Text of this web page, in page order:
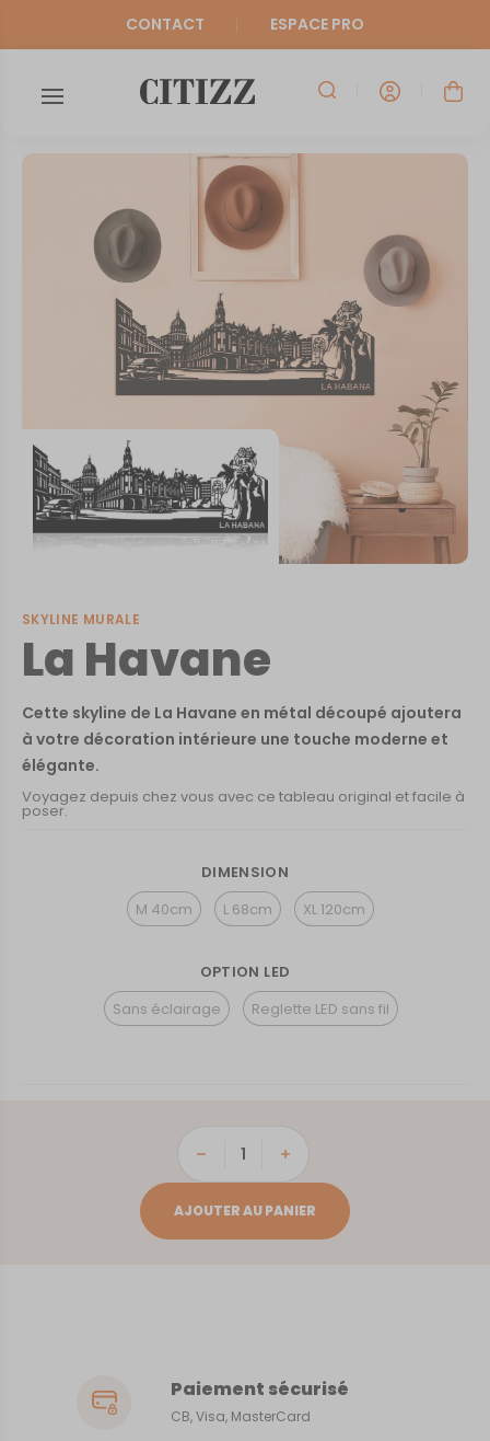
CONTACT ESPACE PRO
SKYLINE MURALE
La Havane
Cette skyline de La Havane en métal découpé ajoutera
à votre décoration intérieure une touche moderne et
élégante.
Voyagez depuis chez vous avec ce tableau original et facile à
poser.
DIMENSION
M 40cm
L 68cm XL 120cm
OPTION LED
Sans éclairage
Reglette LED sans fil
quantité
La
AJOUTER AU PANIER
Paiement sécurisé
CB, Visa, MasterCard